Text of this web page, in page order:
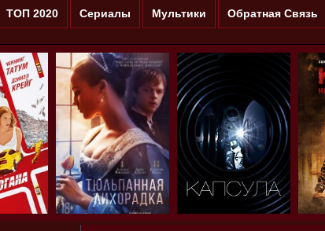
ТОП 2020 Сериалы Мультики Обратная Связь